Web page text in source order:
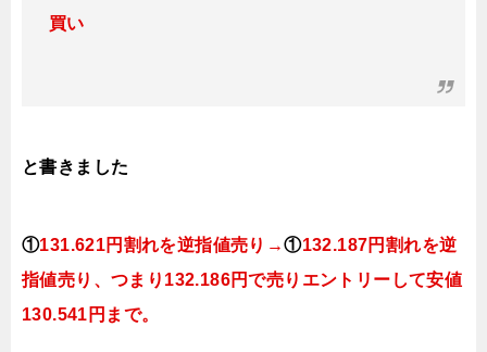
買い
と書きました
①131.621円割れを逆指値売り→①132.187円割れを逆
指値売り 、つまり 132.186円で売りエントリーして安値
130.541円まで。